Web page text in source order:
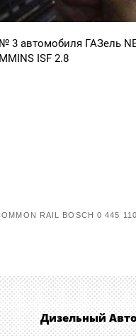
автомобиля ГАЗель
ISF 2.8
RAIL BOSCH 0 445 110
Дизельный